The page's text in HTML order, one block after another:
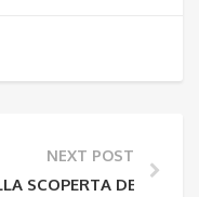
SELVAGGI TENERIFE
NEXT POST
SCOPERTA DELLE